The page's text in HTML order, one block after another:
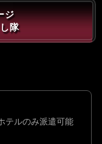
ジ
隊
テルのみ派遣可能